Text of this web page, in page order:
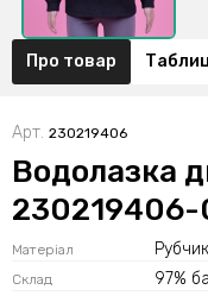
Про товар
Арт. 230219406
Водолазка
Матеріал Рубчик
Склад 97%